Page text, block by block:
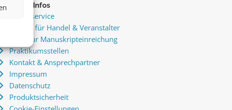
& Infos
Presseservice
Service für Handel & Veranstalter
Infos zur Manuskripteinreichung
Praktikumsstellen
Kontakt & Ansprechpartner
Impressum
Datenschutz
Produktsicherheit